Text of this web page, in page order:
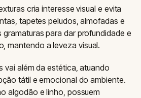
cria interesse visual e evita
tapetes peludos, almofadas e
para dar profundidade e
mantendo a leveza visual.
vai além da estética, atuando
tátil e emocional do ambiente.
algodão e linho, possuem